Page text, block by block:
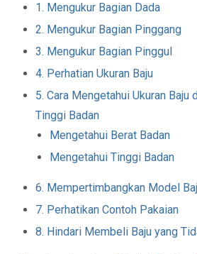
1. Mengukur Bagian Dada
2. Mengukur Bagian Pinggang
3. Mengukur Bagian Pinggul
4. Perhatian Ukuran Baju
5. Cara Mengetahui Ukuran Baju
Tinggi Badan
Mengetahui Berat Badan
Mengetahui Tinggi Badan
6. Mempertimbangkan Model
7. Perhatikan Contoh Pakaian
8. Hindari Membeli Baju yang